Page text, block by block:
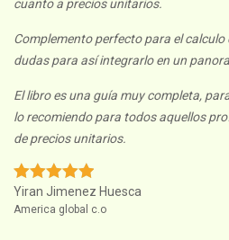
cuanto a precios unitarios.
Complemento perfecto para el
dudas para así integrarlo en un
El libro es una guía muy completa,
lo recomiendo para todos aquellos
de precios unitarios.
Yiran Jimenez Huesca
America global c.o